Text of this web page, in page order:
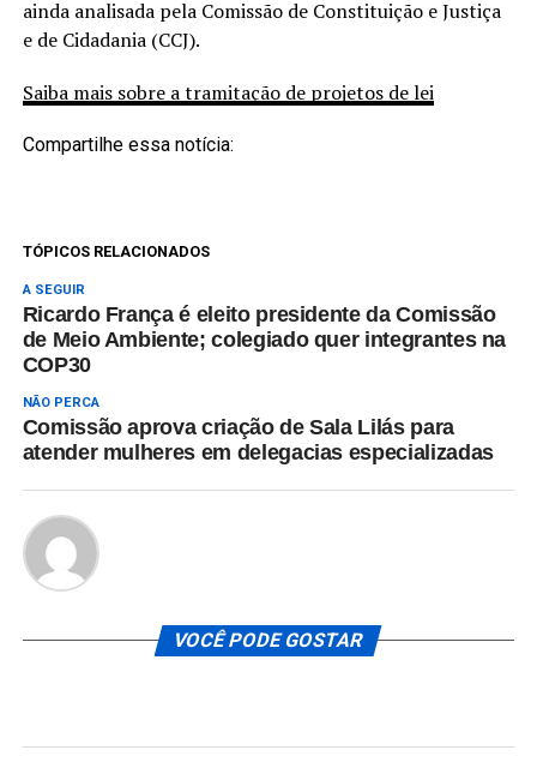
ainda analisada pela Comissão de Constituição e Justiça
e de Cidadania (CCJ).
Saiba mais sobre a tramitação de projetos de lei
Compartilhe essa notícia:
TÓPICOS RELACIONADOS
A SEGUIR
Ricardo França é eleito presidente da Comissão
de Meio Ambiente; colegiado quer integrantes na
COP30
NÃO PERCA
Comissão aprova criação de Sala Lilás para
atender mulheres em delegacias especializadas
VOCÊ PODE GOSTAR